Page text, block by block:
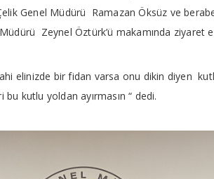
Genel Müdürü Ramazan Öksüz ve
Zeynel Öztürk’ü makamında ziyaret
dahi elinizde bir fidan varsa onu dikin diyen
kutlu yoldan ayırmasın “ dedi.